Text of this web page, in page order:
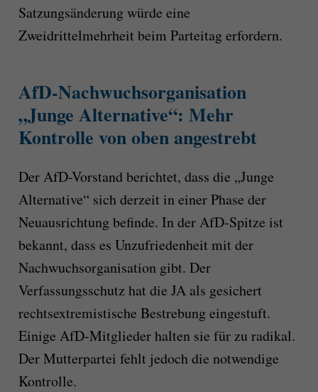
Satzungsänderung würde eine
Zweidrittelmehrheit beim Parteitag erfordern.
AfD-Nachwuchsorganisation
„Junge Alternative“: Mehr
Kontrolle von oben angestrebt
Der AfD-Vorstand berichtet, dass die „Junge
Alternative“ sich derzeit in einer Phase der
Neuausrichtung befinde. In der AfD-Spitze ist
bekannt, dass es Unzufriedenheit mit der
Nachwuchsorganisation gibt. Der
Verfassungsschutz hat die JA als gesichert
rechtsextremistische Bestrebung eingestuft.
Einige AfD-Mitglieder halten sie für zu radikal.
Der Mutterpartei fehlt jedoch die notwendige
Kontrolle.